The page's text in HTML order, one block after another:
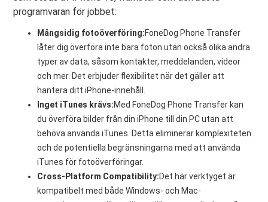
programvaran för jobbet:
Mångsidig fotoöverföring:FoneDog Phone Transfer
låter dig överföra inte bara foton utan också olika andra
typer av data, såsom kontakter, meddelanden, videor
och mer. Det erbjuder flexibilitet när det gäller att
hantera ditt iPhone-innehåll.
Inget iTunes krävs:Med FoneDog Phone Transfer kan
du överföra bilder från din iPhone till din PC utan att
behöva använda iTunes. Detta eliminerar komplexiteten
och de potentiella begränsningarna med att använda
iTunes för fotoöverföringar.
Cross-Platform Compatibility:Det här verktyget är
kompatibelt med både Windows- och Mac-